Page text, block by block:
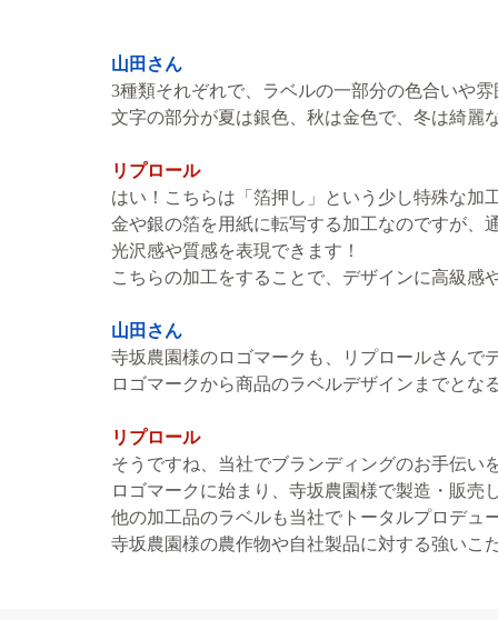
山田さん
3種類それぞれで、ラベルの一部分の色合いや
文字の部分が夏は銀色、秋は金色で、冬は綺麗
リプロール
はい！こちらは「箔押し」という少し特殊な加
金や銀の箔を用紙に転写する加工なのですが、
光沢感や質感を表現できます！
こちらの加工をすることで、デザインに高級感
山田さん
寺坂農園様のロゴマークも、リプロールさんで
ロゴマークから商品のラベルデザインまでと
リプロール
そうですね、当社でブランディングのお手伝い
ロゴマークに始まり、寺坂農園様で製造・販
他の加工品のラベルも当社でトータルプロデュ
寺坂農園様の農作物や自社製品に対する強いこ